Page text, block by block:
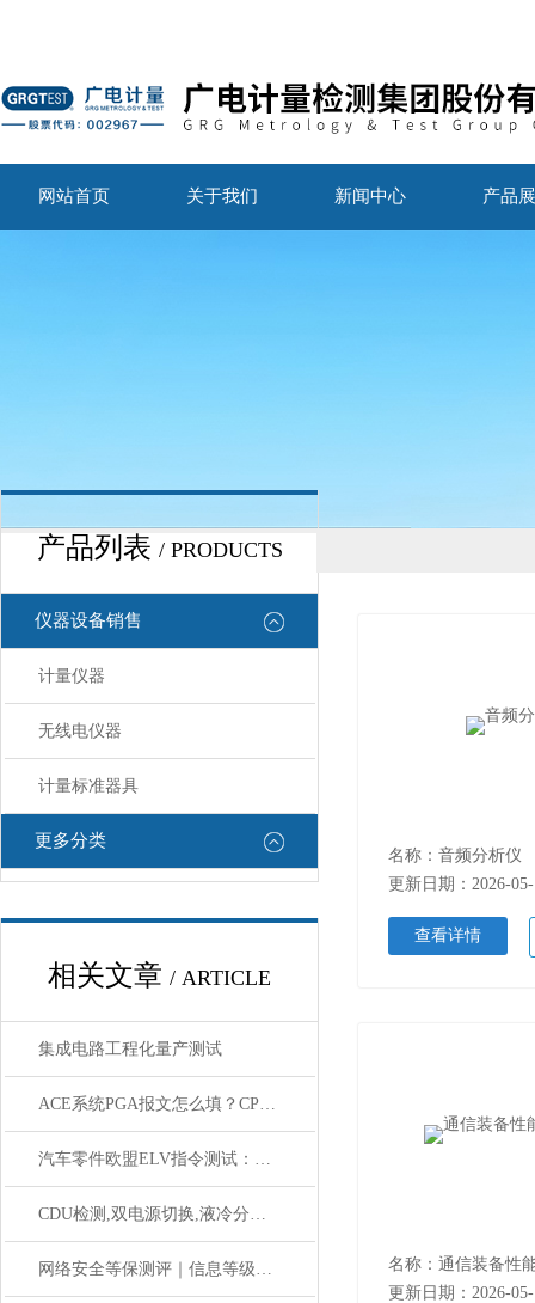
网站首页 关于我们 新闻中心 产品
产品列表 / PRODUCTS
仪器设备销售
计量仪器
无线电仪器
计量标准器具
更多分类
相关文章 / ARTICLE
集成电路工程化量产测试
ACE系统PGA报文怎么填？CPSC电子申报7项数据详解
汽车零件欧盟ELV指令测试：核心要求与测试方法解析
CDU检测,双电源切换,液冷分配单元冗余备份
网络安全等保测评｜信息等级保护与数据安全防护要点
名称：音频分析仪
更新日期：2026-
查看详情
名称：通信装备性
更新日期：2026-